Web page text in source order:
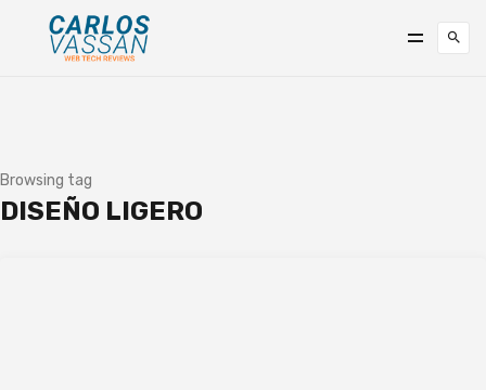
Browsing tag
DISEÑO LIGERO